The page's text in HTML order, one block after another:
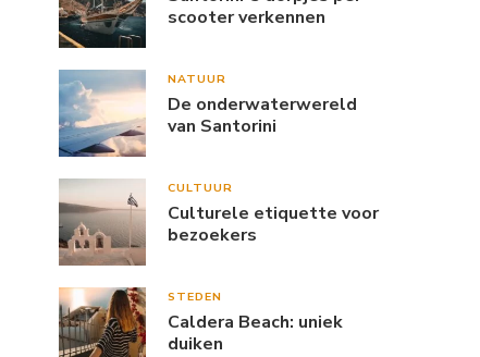
scooter verkennen
NATUUR
De onderwaterwereld
van Santorini
CULTUUR
Culturele etiquette voor
bezoekers
STEDEN
Caldera Beach: uniek
duiken